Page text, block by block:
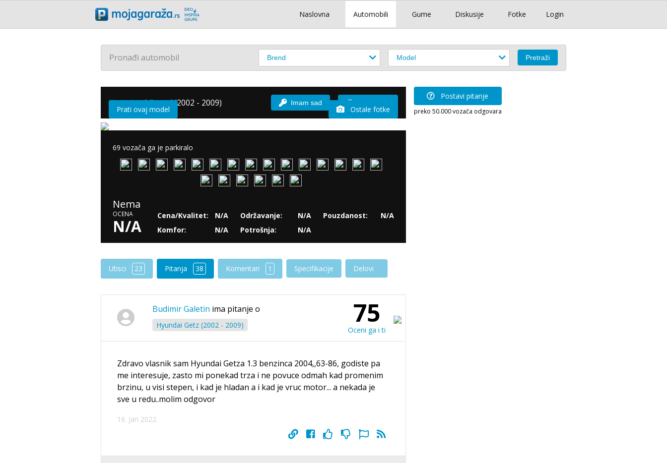
Login
Naslovna Automobili Gume Diskusije Fotke
Pronađi automobil
Hyundai /Getz /(2002 - 2009) Imam sad
Prati ovaj model Ostale fotke
69 vozača ga je parkiralo
Nema
OCENA
N/A
Cena/Kvalitet:
N/A
Komfor:
N/A
Održavanje:
N/A
Potrošnja:
N/A
Pouzdanost: N/A
Utisci 23 Pitanja 38 Komentari 1 Specifikacije Delovi
Budimir Galetin ima pitanje o
Hyundai Getz (2002 - 2009) 75
Oceni ga i ti
Zdravo vlasnik sam Hyundai Getza 1.3 benzinca 2004,,63-86, godiste pa
me interesuje, zasto mi ponekad trza i ne povuce odmah kad promenim
brzinu, u visi stepen, i kad je hladan a i kad je vruc motor... a nekada je
sve u redu..molim odgovor
16. Jan 2022.
Postavi pitanje
preko 50.000 vozača odgovara